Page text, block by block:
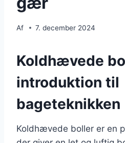
Af 7. december 2024
Koldhævede
introduktion til
bageteknikken
Koldhævede boller er en